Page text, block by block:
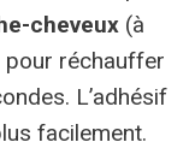
cheveux (à
pour réchauffer
L’adhésif
facilement.